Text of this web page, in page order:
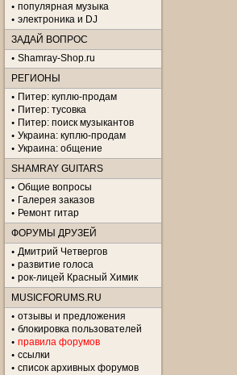
популярная музыка
электроника и DJ
ЗАДАЙ ВОПРОС
Shamray-Shop.ru
РЕГИОНЫ
Питер: куплю-продам
Питер: тусовка
Питер: поиск музыкантов
Украина: куплю-продам
Украина: общение
SHAMRAY GUITARS
Общие вопросы
Галерея заказов
Ремонт гитар
ФОРУМЫ ДРУЗЕЙ
Дмитрий Четвергов
развитие голоса
рок-лицей Красный Химик
MUSICFORUMS.RU
отзывы и предложения
блокировка пользователей
правила форумов
ссылки
список архивных форумов